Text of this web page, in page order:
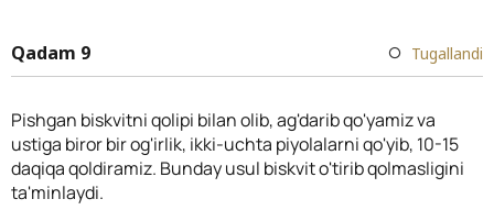
Qadam 9 Tugallandi
Pishgan biskvitni qolipi bilan olib, ag'darib qo'yamiz va
ustiga biror bir og'irlik, ikki-uchta piyolalarni qo'yib, 10-15
daqiqa qoldiramiz. Bunday usul biskvit o'tirib qolmasligini
ta'minlaydi.